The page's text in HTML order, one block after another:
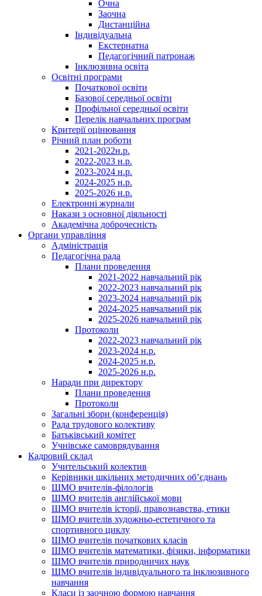
Очна
Заочна
Дистанційна
Індивідуальна
Екстернатна
Педагогічний патронаж
Інклюзивна освіта
Освітні програми
Початкової освіти
Базової середньої освіти
Профільної середньої освіти
Перелік навчальних програм
Критерії оцінювання
Річний план роботи
2021-2022н.р.
2022-2023 н.р.
2023-2024 н.р.
2024-2025 н.р.
2025-2026 н.р.
Електронні журнали
Накази з основної діяльності
Академічна доброчесність
Органи управління
Адміністрація
Педагогічна рада
Плани проведення
2021-2022 навчальний рік
2022-2023 навчальний рік
2023-2024 навчальний рік
2024-2025 навчальний рік
2025-2026 навчальний рік
Протоколи
2022-2023 навчальний рік
2023-2024 н.р.
2024-2025 н.р.
2025-2026 н.р.
Наради при директору
Плани проведення
Протоколи
Загальні збори (конференція)
Рада трудового колективу
Батьківський комітет
Учнівське самоврядування
Кадровий склад
Учительський колектив
Керівники шкільних методичних об’єднань
ШМО вчителів-філологів
ШМО вчителів англійської мови
ШМО вчителів історії, правознавства, етики
ШМО вчителів художньо-естетичного та
спортивного циклу
ШМО вчителів початкових класів
ШМО вчителів математики, фізики, інформатики
ШМО вчителів природничих наук
ШМО вчителів індивідуального та інклюзивного
навчання
Класи із заочною формою навчання